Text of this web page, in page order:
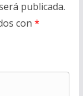
publicada.
con *